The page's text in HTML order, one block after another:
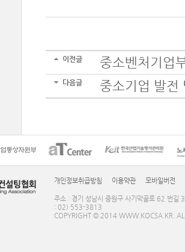
이전글 중소벤처기업
다음글 중소기업 발전
개인정보취급방침 이용약관 모바일버전
주소 : 경기 성남시 중원구 사기막골로 62 번
: 02) 553-3813
COPYRIGHT © 2014 WWW.KOCSA.KR.